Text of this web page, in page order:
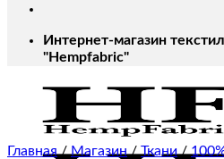
Интернет-магазин
"Hempfabric"
Главная / Магазин / Ткани /